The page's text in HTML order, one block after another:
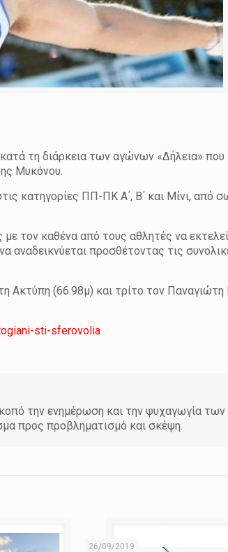
τη διάρκεια των αγώνων «Δήλεια» που
Μυκόνου.
κατηγορίες ΠΠ-ΠΚ Α΄, Β΄ και Μίνι, από
τον καθένα από τους αθλητές να
αναδεικνύεται προσθέτοντας τις
Ακτύπη (66.98μ) και τρίτο τον Παναγιώτη
sti-sferovolia
την ενημέρωση και την ψυχαγωγία
προς προβληματισμό και σκέψη.
26/09/2019